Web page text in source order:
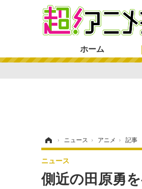
ホーム
› ニュース › アニメ › 記事
側近の田原勇
ニュース